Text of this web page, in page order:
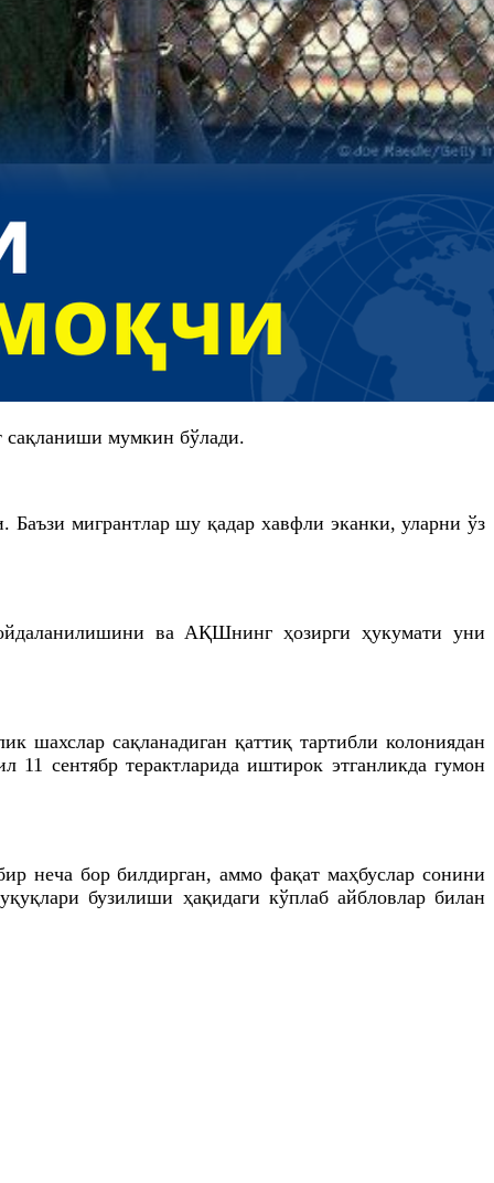
сақланиши мумкин бўлади.
мигрантлар шу қадар хавфли эканки, уларни ўз
ва АҚШнинг ҳозирги ҳукумати уни
шахслар сақланадиган қаттиқ тартибли колониядан
сентябр терактларида иштирок этганликда гумон
неча бор билдирган, аммо фақат маҳбуслар сонини
бузилиши ҳақидаги кўплаб айбловлар билан